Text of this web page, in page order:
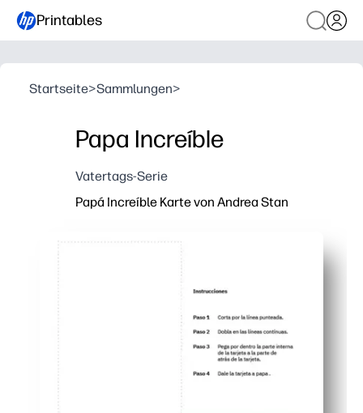
Printables
Startseite>Sammlungen>
Papa Increíble
Vatertags-Serie
Papá Increíble Karte von Andrea Stan